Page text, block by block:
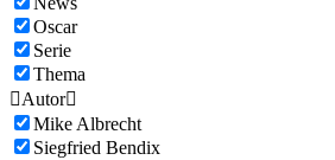
Oscar
Serie
Thema
Autor
Mike Albrecht
Siegfried Bendix